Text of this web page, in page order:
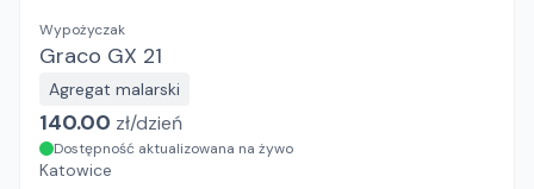
Wypożyczak
Graco GX 21
Agregat malarski
140.00 zł/dzień
Dostępność aktualizowana na żywo
Katowice